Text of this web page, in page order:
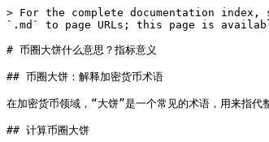
> For the complete documentation
`.md` to page URLs; this page is
# 币圈大饼什么意思？指标意义
## 币圈大饼：解释加密货币术语
在加密货币领域，“大饼”是一个常见的术语，用来指代
## 计算币圈大饼